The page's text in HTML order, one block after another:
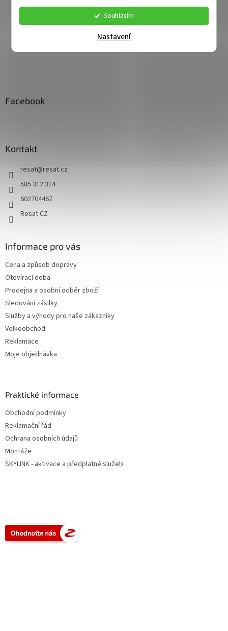
Souhlasím
Nastavení
Doplňkové parametry
Kategorie: Pánská obuv
Facebook
Kontakt
resat@resat.cz
585 312 314
602704467
Resat CZ
Informace pro vás
Cena a způsob dopravy
Otevírací doba
Prodejna a osobní odběr zboží
Sledování zásilky
Služby a výhody pro naše zákazníky
Velkoobchod
Reklamace
Moje objednávka
Praktické informace
Obchodní podmínky
Reklamační řád
Ochrana osobních údajů
Montáže
SKYLINK - aktivace a předplatné služeb